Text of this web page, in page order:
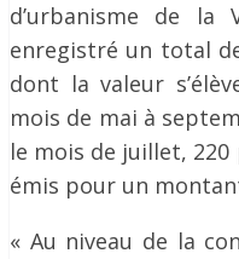
d’urbanisme de
enregistré un total
dont la valeur
mois de mai à
le mois de juillet,
émis pour un
« Au niveau de la